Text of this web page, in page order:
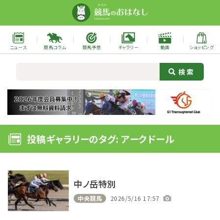
ニュース 競馬コラム 競馬予想 ギャラリー 動画 ショッピング
投稿ギャラリーのタグ: アークドール
中ノ岳特別
中央競馬 2026/5/16 17:57